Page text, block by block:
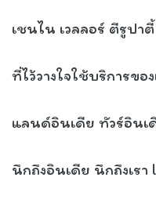
เชนไน เวลลอร์ ตีรูปา
ที่ไว้วางใจใช้บริการของ
แลนด์อินเดีย ทัวร์อินเ
นึกถึงอินเดีย นึกถึงเร